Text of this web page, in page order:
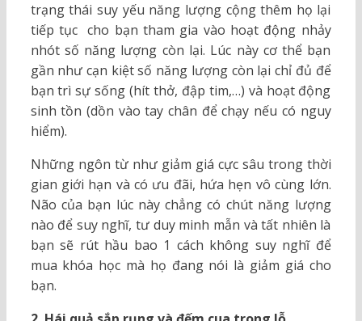
trạng thái suy yếu năng lượng cộng thêm họ lại
tiếp tục cho bạn tham gia vào hoạt động nhảy
nhót số năng lượng còn lại. Lúc này cơ thể bạn
gần như cạn kiệt số năng lượng còn lại chỉ đủ để
bạn trì sự sống (hít thở, đập tim,…) và hoạt động
sinh tồn (dồn vào tay chân để chạy nếu có nguy
hiểm).
Những ngôn từ như giảm giá cực sâu trong thời
gian giới hạn và có ưu đãi, hứa hẹn vô cùng lớn.
Não của bạn lúc này chẳng có chút năng lượng
nào để suy nghĩ, tư duy minh mẫn và tất nhiên là
bạn sẽ rút hầu bao 1 cách không suy nghĩ để
mua khóa học mà họ đang nói là giảm giá cho
bạn.